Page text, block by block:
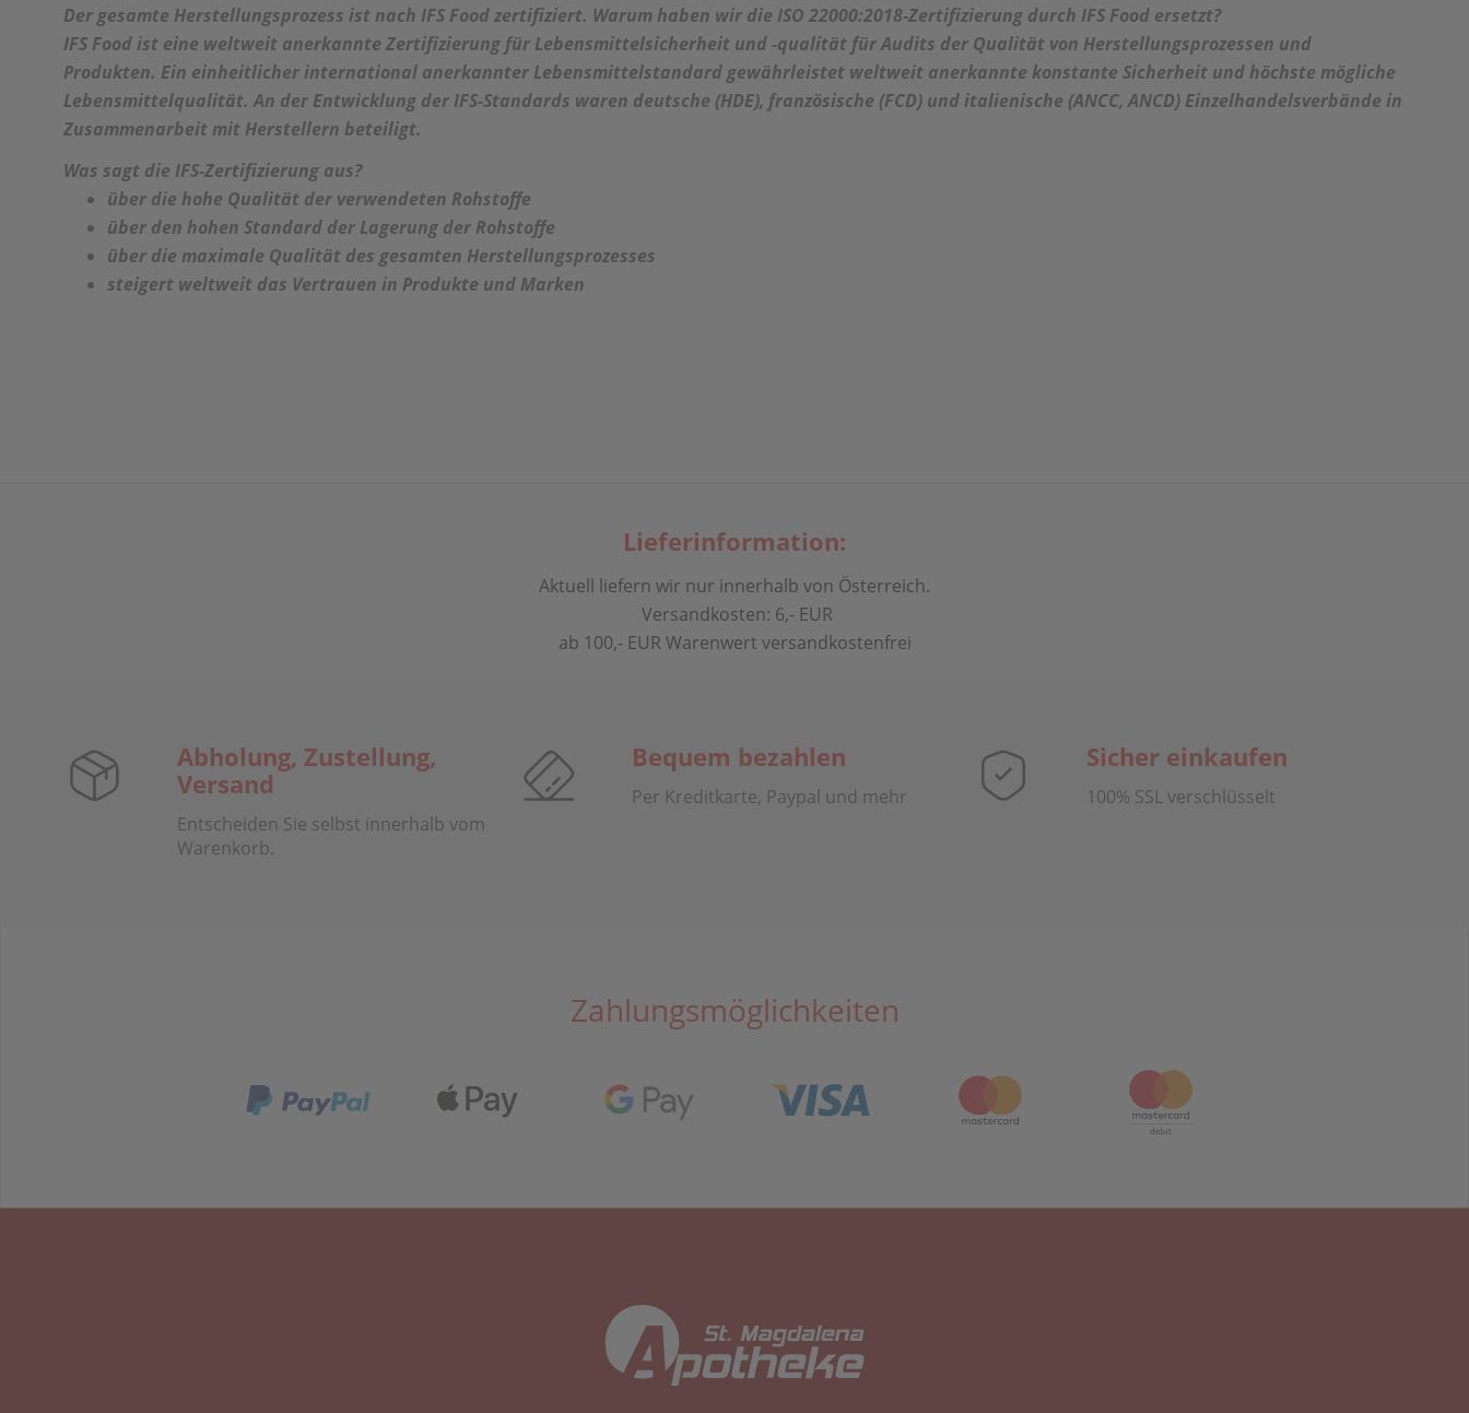
Der gesamte Herstellungsprozess ist nach IFS Food zertifiziert. Warum haben wir die ISO 22000:2018-Zertifizierung durch IFS Food ersetzt?
IFS Food ist eine weltweit anerkannte Zertifizierung für Lebensmittelsicherheit und -qualität für Audits der Qualität von Herstellungsprozessen und
Produkten. Ein einheitlicher international anerkannter Lebensmittelstandard gewährleistet weltweit anerkannte konstante Sicherheit und höchste mögliche
Lebensmittelqualität. An der Entwicklung der IFS-Standards waren deutsche (HDE), französische (FCD) und italienische (ANCC, ANCD) Einzelhandelsverbände in
Zusammenarbeit mit Herstellern beteiligt.
Was sagt die IFS-Zertifizierung aus?
über die hohe Qualität der verwendeten Rohstoffe
über den hohen Standard der Lagerung der Rohstoffe
über die maximale Qualität des gesamten Herstellungsprozesses
steigert weltweit das Vertrauen in Produkte und Marken
Lieferinformation:
Aktuell liefern wir nur innerhalb von Österreich.
Versandkosten: 6,- EUR
ab 100,- EUR Warenwert versandkostenfrei
Abholung, Zustellung,
Versand
Entscheiden Sie selbst innerhalb vom
Warenkorb.
Bequem bezahlen
Per Kreditkarte, Paypal und mehr
Sicher einkaufen
100% SSL verschlüsselt
Zahlungsmöglichkeiten